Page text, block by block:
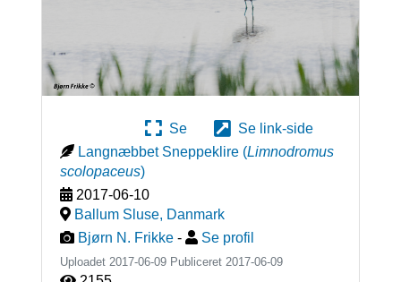
Se
Se link-side
Langnæbbet Sneppeklire (Limnodromus
scolopaceus)
2017-06-10
Ballum Sluse, Danmark
Bjørn N. Frikke - Se profil
Uploadet 2017-06-09 Publiceret 2017-06-09